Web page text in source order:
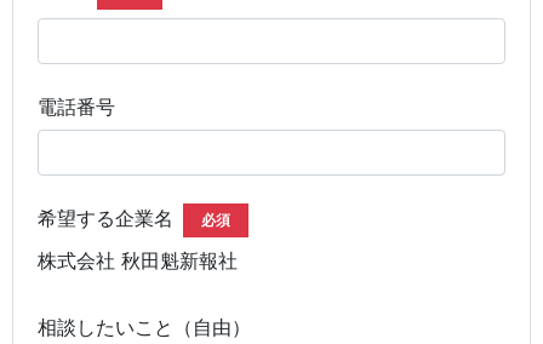
電話番号
希望する企業名 必須
株式会社 秋田魁新報社
相談したいこと（自由）